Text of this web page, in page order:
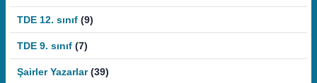
TDE 12. sınıf (9)
TDE 9. sınıf (7)
Şairler Yazarlar (39)